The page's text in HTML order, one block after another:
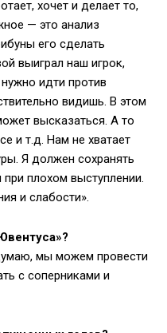
хочет и делает то,
— это анализ
его сделать
выиграл наш игрок,
идти против
видишь. В этом
высказаться. А то
и т.д. Нам не хватает
Я должен сохранять
плохом выступлении.
и слабости».
мы можем провести
с соперниками и